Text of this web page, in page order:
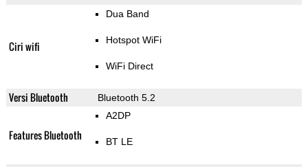
Ciri wifi
Dua Band
Hotspot WiFi
WiFi Direct
Versi Bluetooth Bluetooth 5.2
Features Bluetooth
A2DP
BT LE